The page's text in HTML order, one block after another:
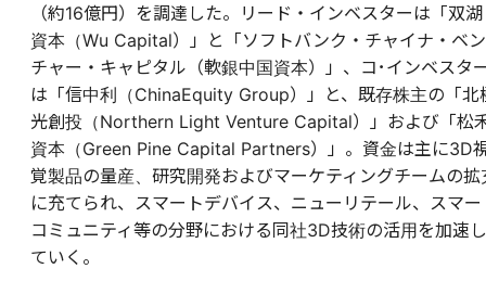
（約16億円）を調達した。リード・インベスターは「双湖
資本（Wu Capital）」と「ソフトバンク・チャイナ・ベン
チャー・キャピタル（軟銀中国資本）」、コ･インベスタ
は「信中利（ChinaEquity Group）」と、既存株主の「北
光創投（Northern Light Venture Capital）」および「松
資本（Green Pine Capital Partners）」。資金は主に3D
覚製品の量産、研究開発およびマーケティングチームの拡
に充てられ、スマートデバイス、ニューリテール、スマー
コミュニティ等の分野における同社3D技術の活用を加速し
ていく。